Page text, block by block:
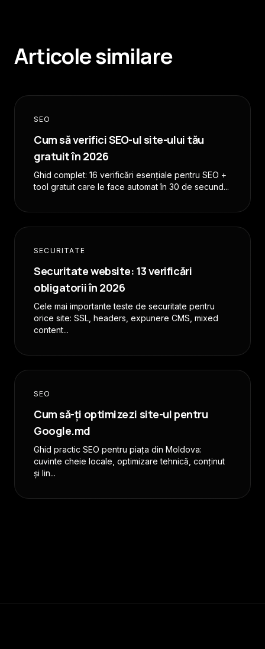
Articole similare
SEO
Cum să verifici SEO-ul site-ului tău
gratuit în 2026
Ghid complet: 16 verificări esențiale pentru SEO +
tool gratuit care le face automat în 30 de secund...
SECURITATE
Securitate website: 13 verificări
obligatorii în 2026
Cele mai importante teste de securitate pentru
orice site: SSL, headers, expunere CMS, mixed
content...
SEO
Cum să-ți optimizezi site-ul pentru
Google.md
Ghid practic SEO pentru piața din Moldova:
cuvinte cheie locale, optimizare tehnică, conținut
și lin...